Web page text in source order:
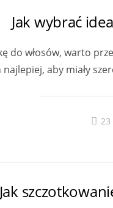
Jak wybrać
do włosów, warto
aby miały
Post
23
Jak